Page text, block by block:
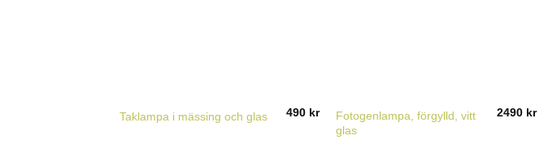
Taklampa i mässing och glas 490 kr
Fotogenlampa, förgylld, vitt
glas
2490 kr